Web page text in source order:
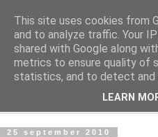
mönsterlöst
virkning och stickning maskor
25 september 2010
This site uses cookies from
and to analyze traffic. Your
shared with Google along
metrics to ensure quality of
statistics, and to detect and
LEARN